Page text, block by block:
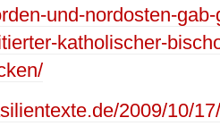
und-nordosten-
katholischer-
2009/10/